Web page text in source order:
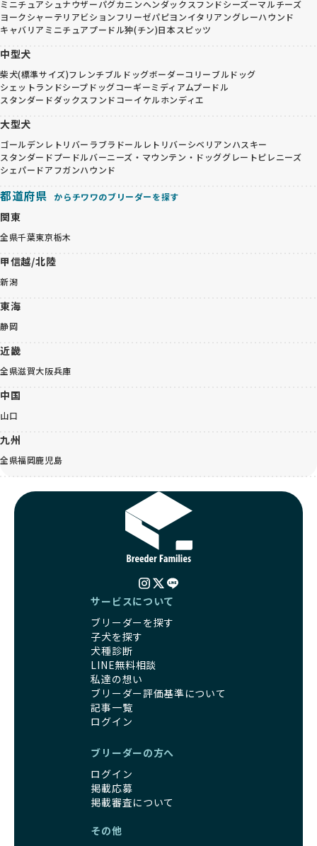
ミニチュアシュナウザーパグカニンヘンダックスフンドシーズーマルチーズ
ヨークシャーテリアビションフリーゼパピヨンイタリアングレーハウンド
キャバリア ミニチュアプードル狆(チン)日本スピッツ
中型犬
柴犬(標準サイズ)フレンチブルドッグボーダーコリーブルドッグ
シェットランドシープドッグコーギーミディアムプードル
スタンダードダックスフンドコーイケルホンディエ
大型犬
ゴールデンレトリバー ラブラドールレトリバーシベリアンハスキー
スタンダードプードルバーニーズ・マウンテン・ドッググレートピレニーズ
シェパードアフガンハウンド
都道府県 からチワワのブリーダーを探す
関東
全県千葉東京栃木
甲信越/北陸
新潟
東海
静岡
近畿
全県滋賀大阪兵庫
中国
山口
九州
全県福岡鹿児島
サービスについて
ブリーダーを探す
子犬を探す
犬種診断
LINE無料相談
私達の想い
ブリーダー評価基準について
記事一覧
ログイン
ブリーダーの方へ
ログイン
掲載応募
掲載審査について
その他